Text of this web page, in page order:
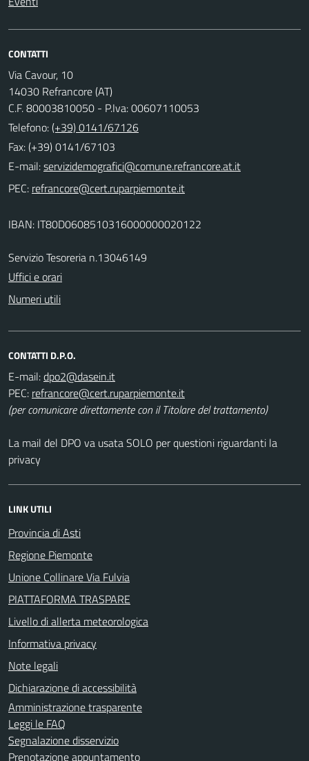
CONTATTI
Via Cavour, 10
14030 Refrancore (AT)
C.F. 80003810050 - P.Iva: 00607110053
Telefono:(+39) 0141/67126
Fax: (+39) 0141/67103
E-mail:
PEC:
IBAN: IT80D0608510316000000020122
Servizio Tesoreria n.13046149
Uffici e orari
Numeri utili
CONTATTI D.P.O.
E-mail:
PEC:
(per comunicare direttamente con il Titolare del trattamento)
La mail del DPO va usata SOLO per questioni riguardanti la
privacy
LINK UTILI
Provincia di Asti
Regione Piemonte
Unione Collinare Via Fulvia
PIATTAFORMA TRASPARE
Livello di allerta meteorologica
Informativa privacy
Note legali
Dichiarazione di accessibilità
Amministrazione trasparente
Leggi le FAQ
Segnalazione disservizio
Prenotazione appuntamento